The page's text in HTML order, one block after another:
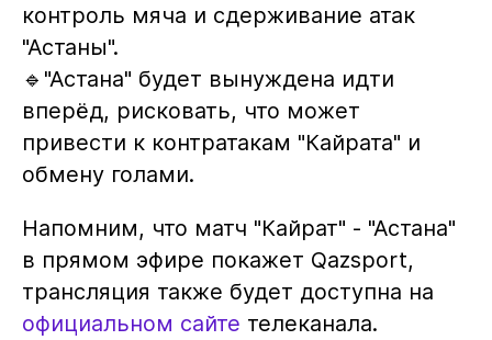
контроль мяча и сдерживание атак
"Астаны".
🔹"Астана" будет вынуждена идти
вперёд, рисковать, что может
привести к контратакам "Кайрата" и
обмену голами.
Напомним, что матч "Кайрат" - "Астана"
в прямом эфире покажет Qazsport,
трансляция также будет доступна на
официальном сайте телеканала.